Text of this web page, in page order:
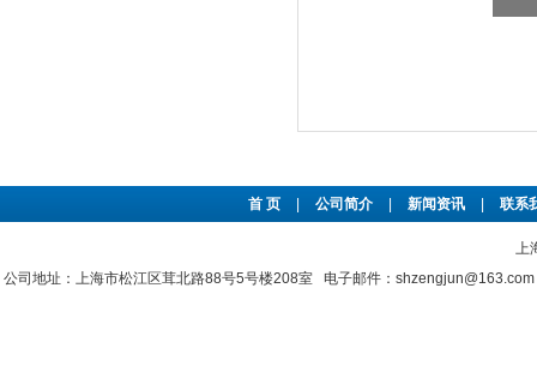
首 页 公司简介 新闻资讯 联系
上
公司地址：上海市松江区茸北路88号5号楼208室 电子邮件：